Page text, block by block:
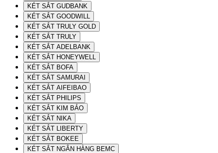
KÉT SẮT GUDBANK
KÉT SẮT GOODWILL
KÉT SẮT TRULY GOLD
KÉT SẮT TRULY
KÉT SẮT ADELBANK
KÉT SẮT HONEYWELL
KÉT SẮT BOFA
KÉT SẮT SAMURAI
KÉT SẮT AIFEIBAO
KÉT SẮT PHILIPS
KÉT SẮT KIM BẢO
KÉT SẮT NIKA
KÉT SẮT LIBERTY
KÉT SẮT BOKEE
KÉT SẮT NGÂN HÀNG BEMC